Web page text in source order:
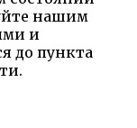
нашим
и
до пункта